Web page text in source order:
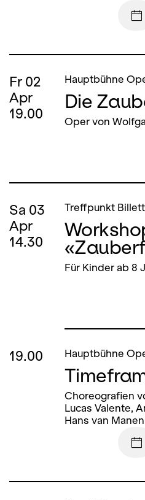
Fr 02
Apr
19.00
Hauptbühne
Die
Oper von
Sa 03
Apr
14.30
Treffpunkt
Für Kinder ab 8
19.00 Hauptbühne
Choreografien
Lucas Valente,
Hans van Manen